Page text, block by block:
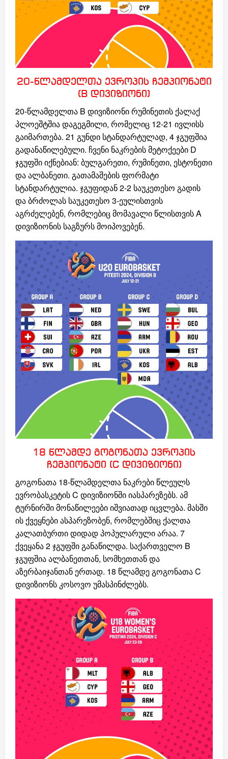
20-წლამდელთა ევროპის ჩემპიონატი
(B დივიზიონი)
20-წლამდელთა B დივიზიონი რუმინეთის ქალაქ
პლოეშტშია დაგეგმილი, რომელიც 12-21 ივლისს
გაიმართება. 21 გუნდი სტანდარტულად, 4 ჯგუფშია
გადანაწილებული. ჩვენი ნაკრების მეტოქეები D
ჯგუფში იქნებიან: ბულგარეთი, რუმინეთი, ესტონეთი
და ალბანეთი. გათამაშების ფორმატი
სტანდარტულია. ჯგუფიდან 2-2 საუკეთესო გადის
და ბრძოლას საუკეთესო 3-ეულისთვის
აგრძელებენ, რომლებიც მომავალი წლისთვის A
დივიზიონის საგზურს მოიპოვებენ.
18 წლამდე გოგონათა ევროპის
ჩემპიონატი (C დივიზიონი)
გოგონათა 18-წლამდელთა ნაკრები წლეულს
ევრობასკეტის C დივიზიონში იასპარეზებს. ამ
ტურნირში მონაწილეები იშვიათად იცვლება. მასში
ის ქვეყნები ასპარეზობენ, რომლებშიც ქალთა
კალათბურთი დიდად პოპულარული არაა. 7
ქვეყანა 2 ჯგუფში განაწილდა. საქართველო B
ჯგუფშია ალბანეთთან, სომხეთთან და
აზერბაიჯანთან ერთად. 18 წლამდე გოგონათა C
დივიზიონს კოსოვო უმასპინძლებს.